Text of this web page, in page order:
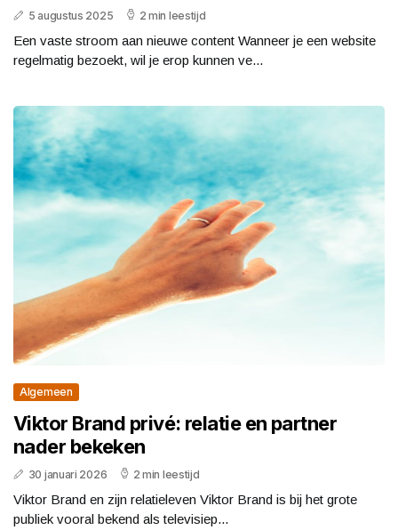
5 augustus 2025 2 min leestijd
Een vaste stroom aan nieuwe content Wanneer je een website
regelmatig bezoekt, wil je erop kunnen ve...
Algemeen
Viktor Brand privé: relatie en partner
nader bekeken
30 januari 2026 2 min leestijd
Viktor Brand en zijn relatieleven Viktor Brand is bij het grote
publiek vooral bekend als televisiep...